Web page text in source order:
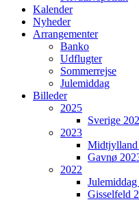
hjælper
hinanden
Kalender
Nyheder
Arrangementer
Banko
Udflugter
Sommerrejse
Julemiddag
Billeder
2025
Sverige
2023
Midtjylland
Gavnø
2022
Gisselfeld